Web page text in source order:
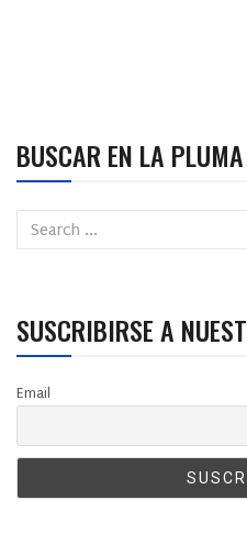
BUSCAR EN LA PLUMA
SUSCRIBIRSE A
Email